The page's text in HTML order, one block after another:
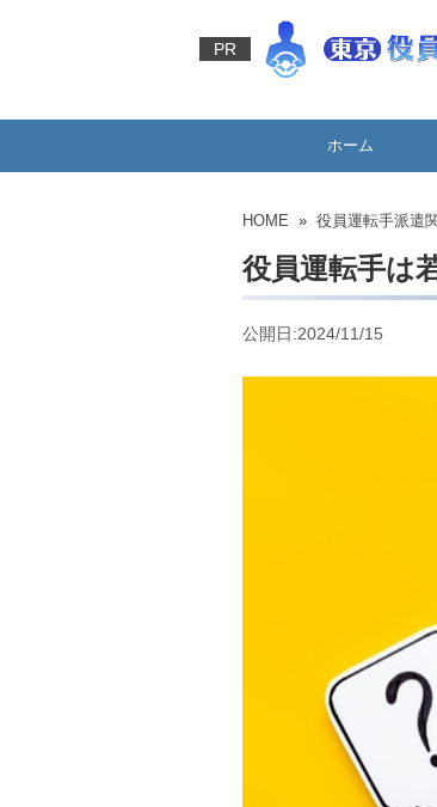
PR
ホーム
HOME » 役員運転手派遣
役員運転手は
公開日:2024/11/15